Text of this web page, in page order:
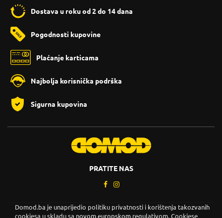
Dostava u roku od 2 do 14 dana
Pogodnosti kupovine
Plaćanje karticama
Najbolja korisnička podrška
Sigurna kupovina
PRATITE NAS
Domod.ba je unaprijedio politiku privatnosti i korištenja takozvanih
cookiesa u skladu sa novom europskom regulativom. Cookiese